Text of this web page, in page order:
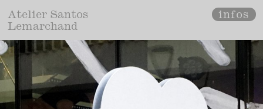
Atelier Santos
Lemarchand
infos